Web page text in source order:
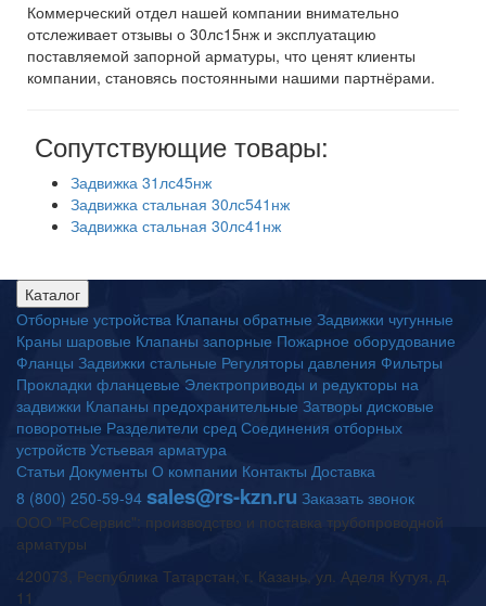
Коммерческий отдел нашей компании внимательно
отслеживает отзывы о 30лс15нж и эксплуатацию
поставляемой запорной арматуры, что ценят клиенты
компании, становясь постоянными нашими партнёрами.
Сопутствующие товары:
Задвижка 31лс45нж
Задвижка стальная 30лс541нж
Задвижка стальная 30лс41нж
Каталог
Отборные устройства Клапаны обратные Задвижки чугунные
Краны шаровые Клапаны запорные Пожарное оборудование
Фланцы Задвижки стальные Регуляторы давления Фильтры
Прокладки фланцевые Электроприводы и редукторы на
задвижки Клапаны предохранительные Затворы дисковые
поворотные Разделители сред Соединения отборных
устройств Устьевая арматура
Статьи Документы О компании Контакты Доставка
8 (800) 250-59-94 sales@rs-kzn.ru Заказать звонок
ООО "РсСервис": производство и поставка трубопроводной
арматуры
420073, Республика Татарстан, г. Казань, ул. Аделя Кутуя, д.
11